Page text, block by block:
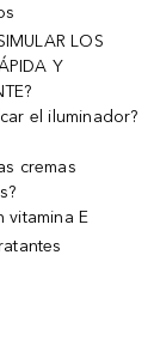
LOS
Y
el iluminador?
cremas
vitamina E